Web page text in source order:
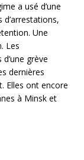
a usé d’une
Une
Les
grève
dernières
Elles ont encore
à Minsk et